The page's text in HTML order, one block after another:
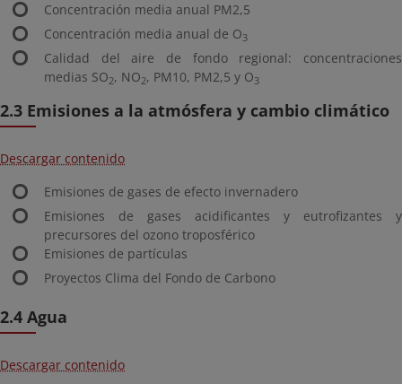
Concentración media anual PM2,5
Concentración media anual de O3
Calidad del aire de fondo regional: concentraciones
medias SO2, NO2, PM10, PM2,5 y O3
2.3 Emisiones a la atmósfera y cambio climático
Descargar contenido
Emisiones de gases de efecto invernadero
Emisiones de gases acidificantes y eutrofizantes y
precursores del ozono troposférico
Emisiones de partículas
Proyectos Clima del Fondo de Carbono
2.4 Agua
Descargar contenido